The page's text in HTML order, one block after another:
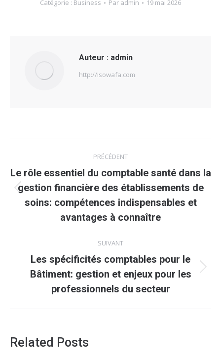
Catégorie : Business Par admin 19 mai 2026
Auteur : admin
http://isowafa.com
article
PRÉCÉDENT
Article
précédent
:
Le rôle essentiel du comptable santé dans la
gestion financière des établissements de
soins: compétences indispensables et
avantages à connaître
SUIVANT
Article
suivant
Les spécificités comptables pour le
Bâtiment: gestion et enjeux pour les
professionnels du secteur
Related Posts